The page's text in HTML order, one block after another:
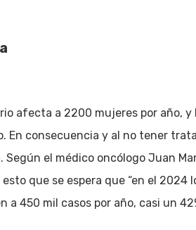
afecta a 2200 mujeres por año, y
En consecuencia y al no tener
el médico oncólogo Juan
que se espera que “en el 2024
a 450 mil casos por año, casi un